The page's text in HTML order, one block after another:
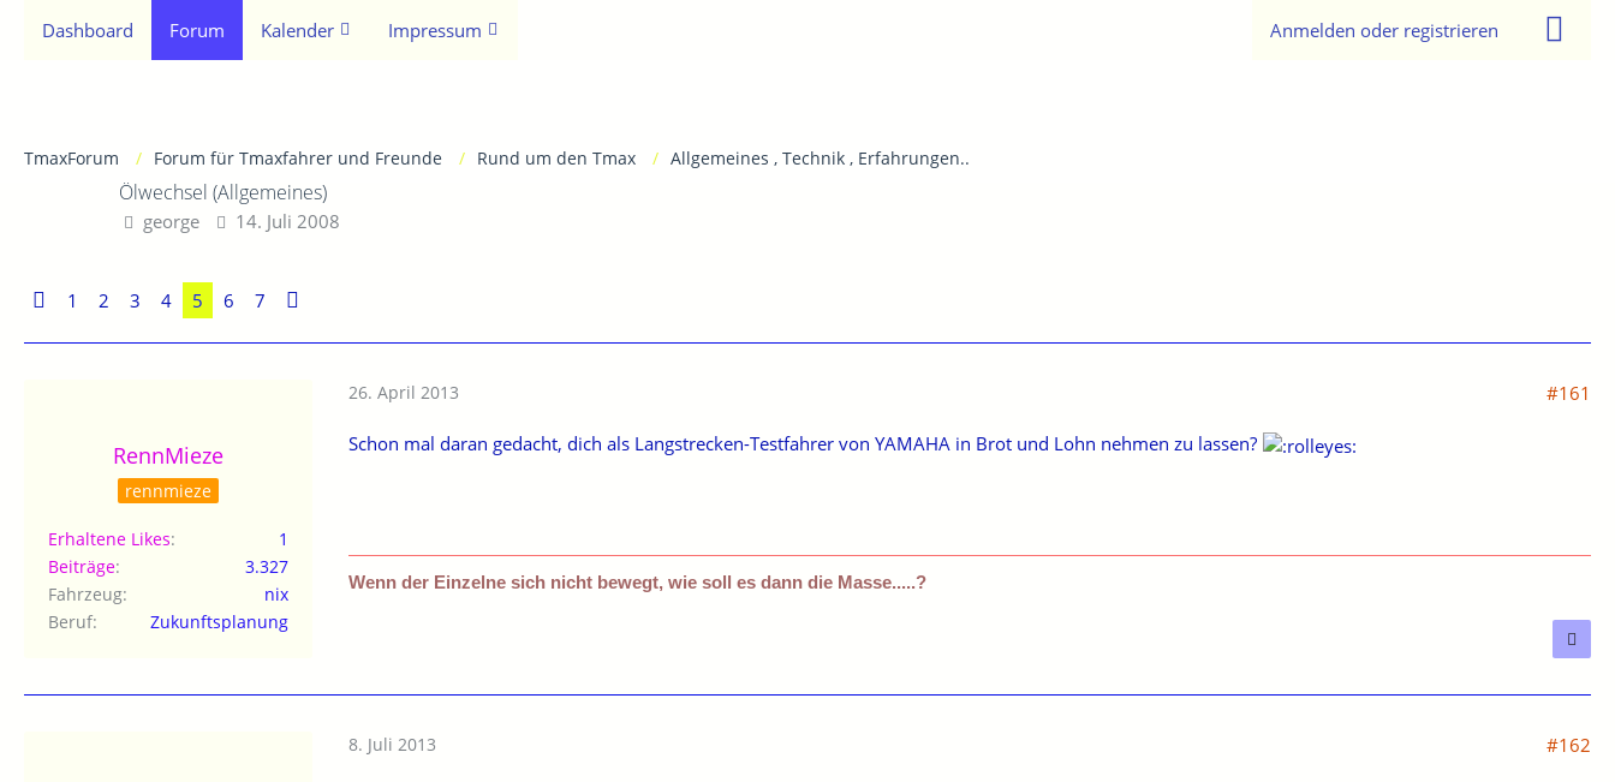
Dashboard Forum Kalender Impressum Anmelden oder registrieren
TmaxForum Forum für Tmaxfahrer und Freunde Rund um den Tmax Allgemeines , Technik , Erfahrungen..
Ölwechsel (Allgemeines)
george 14. Juli 2008
1 2 3 4 5 6 7
RennMieze
rennmieze
Erhaltene Likes
1
Beiträge
3.327
Fahrzeug
nix
Beruf
Zukunftsplanung
26. April 2013 #161
Schon mal daran gedacht, dich als Langstrecken-Testfahrer von YAMAHA in Brot und Lohn nehmen zu lassen?
Wenn der Einzelne sich nicht bewegt, wie soll es dann die Masse.....?
8. Juli 2013 #162